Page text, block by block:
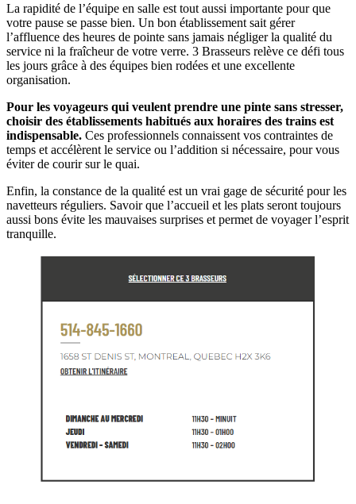
La rapidité de l’équipe en salle est tout aussi importante pour que
votre pause se passe bien. Un bon établissement sait gérer
l’affluence des heures de pointe sans jamais négliger la qualité du
service ni la fraîcheur de votre verre. 3 Brasseurs relève ce défi tous
les jours grâce à des équipes bien rodées et une excellente
organisation.
Pour les voyageurs qui veulent prendre une pinte sans stresser,
choisir des établissements habitués aux horaires des trains est
indispensable. Ces professionnels connaissent vos contraintes de
temps et accélèrent le service ou l’addition si nécessaire, pour vous
éviter de courir sur le quai.
Enfin, la constance de la qualité est un vrai gage de sécurité pour les
navetteurs réguliers. Savoir que l’accueil et les plats seront toujours
aussi bons évite les mauvaises surprises et permet de voyager l’esprit
tranquille.